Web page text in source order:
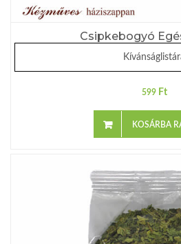
Csipkebogyó
599 Ft
KOSÁRBA